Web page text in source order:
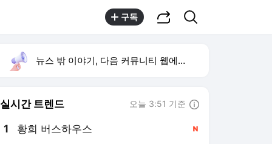
구독
뉴스 밖 이야기, 다음 커뮤니티 웹에서 보기
실시간 트렌드 오늘 3:51 기준
1 황희 버스하우스